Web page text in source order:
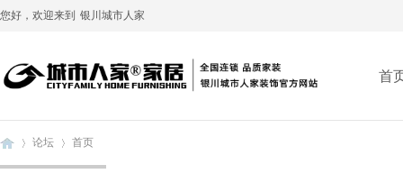
您好，欢迎来到 银川城市人家
首
论坛 首页